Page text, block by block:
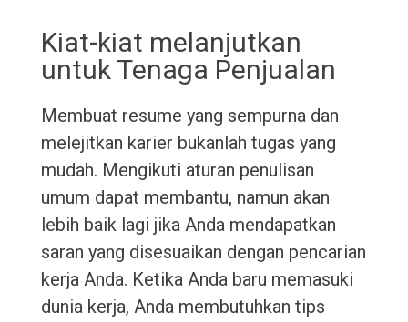
Kiat-kiat melanjutkan
untuk Tenaga Penjualan
Membuat resume yang sempurna dan
melejitkan karier bukanlah tugas yang
mudah. Mengikuti aturan penulisan
umum dapat membantu, namun akan
lebih baik lagi jika Anda mendapatkan
saran yang disesuaikan dengan pencarian
kerja Anda. Ketika Anda baru memasuki
dunia kerja, Anda membutuhkan tips